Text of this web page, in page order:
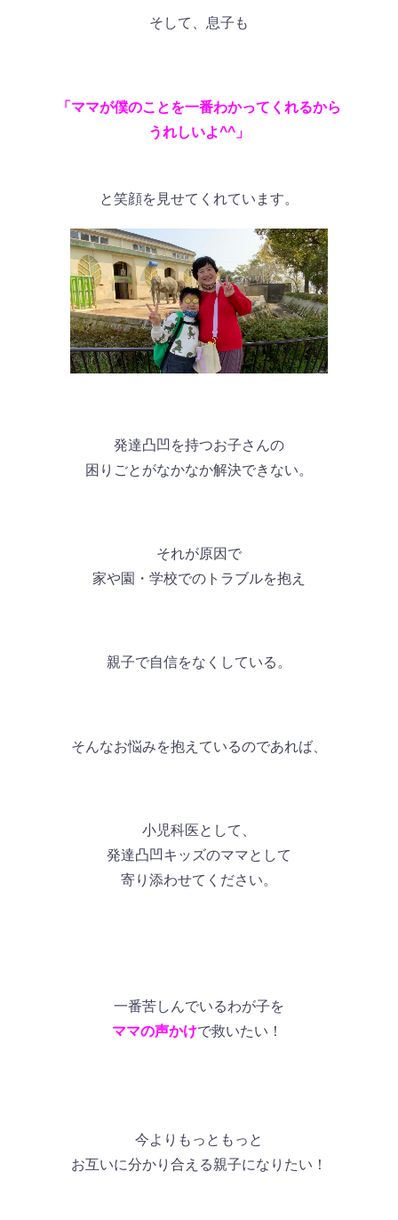
そして、息子も
「ママが僕のことを一番わかってくれるから
うれしいよ^^」
と笑顔を見せてくれています。
発達凸凹を持つお子さんの
困りごとがなかなか解決できない。
それが原因で
家や園・学校でのトラブルを抱え
親子で自信をなくしている。
そんなお悩みを抱えているのであれば、
小児科医として、
発達凸凹キッズのママとして
寄り添わせてください。
一番苦しんでいるわが子を
ママの声かけで救いたい！
今よりもっともっと
お互いに分かり合える親子になりたい！